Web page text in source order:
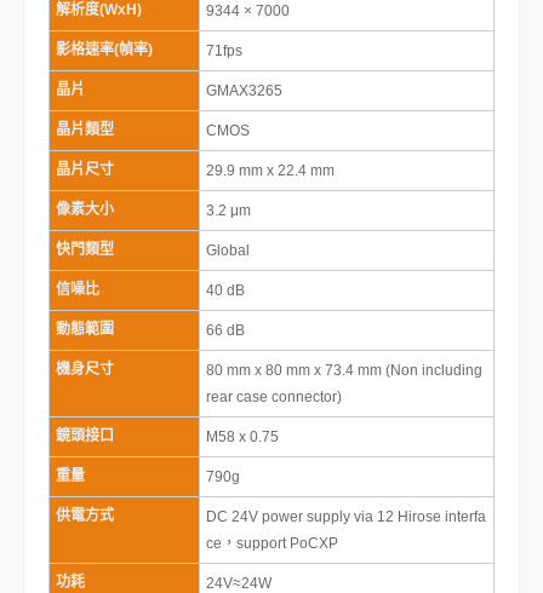
解析度(WxH) 9344 × 7000
影格速率(幀率) 71fps
晶片 GMAX3265
晶片類型 CMOS
晶片尺寸 29.9 mm x 22.4 mm
像素大小 3.2 μm
快門類型 Global
信噪比 40 dB
動態範圍 66 dB
機身尺寸
80 mm x 80 mm x 73.4 mm (Non including
rear case connector)
鏡頭接口 M58 x 0.75
重量 790g
供電方式
DC 24V power supply via 12 Hirose interfa
ce，support PoCXP
功耗 24V≈24W